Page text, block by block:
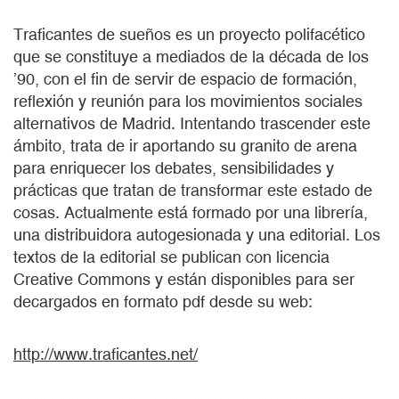
Traficantes de sueños es un proyecto polifacético
que se constituye a mediados de la década de‭ los
‬’90,‭ ‬con el fin de servir de espacio de formación,‭
‬reflexión y reunión para los movimientos sociales
alternativos de Madrid. I‭ntentando trascender este
ámbito, trata de ir aportando su granito de arena
para enriquecer los debates, sensibilidades y
prácticas que tratan de transformar este estado de
cosas. ‬Actualmente está formado por una librería,‭
‬una distribuidora autogesionada y una editorial.‭ Los
textos de la editorial se publican con licencia
Creative Commons y están disponibles para ser
decargados en formato pdf desde su web:
http://www.traficantes.net/